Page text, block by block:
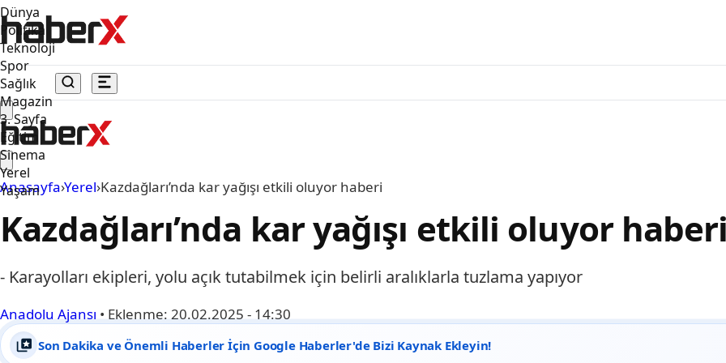
Dünya
Politika
Teknoloji
Spor
Sağlık
Magazin
3. Sayfa
Eğitim
Sinema
Yerel
Yaşam
Anasayfa›Yerel›Kazdağları’nda kar yağışı etkili oluyor haberi
Kazdağları’nda kar yağışı etkili oluyor
- Karayolları ekipleri, yolu açık tutabilmek için belirli aralıklarla tuzlama yapıyor
Anadolu Ajansı • Eklenme: 20.02.2025 - 14:30
Son Dakika ve Önemli Haberler İçin Google Haberler'de Bizi Kaynak Ekleyin!